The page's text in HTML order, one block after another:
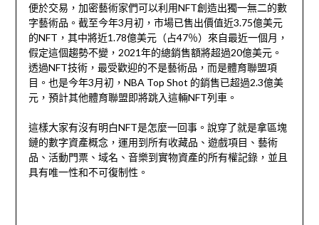
便於交易，加密藝術家們可以利用NFT創造出獨一無二的數
字藝術品。截至今年3月初，市場已售出價值近3.75億美元
的NFT，其中將近1.78億美元（占47％）來自最近一個月，
假定這個趨勢不變，2021年的總銷售額將超過20億美元。
透過NFT技術，最受歡迎的不是藝術品，而是體育聯盟項
目。也是今年3月初，NBA Top Shot 的銷售已超過2.3億美
元，預計其他體育聯盟即將跳入這輛NFT列車。
這樣大家有沒有明白NFT是怎麼一回事。說穿了就是拿區塊
鏈的數字資產概念，運用到所有收藏品、遊戲項目、藝術
品、活動門票、域名、音樂到實物資產的所有權記錄，並且
具有唯一性和不可復制性。